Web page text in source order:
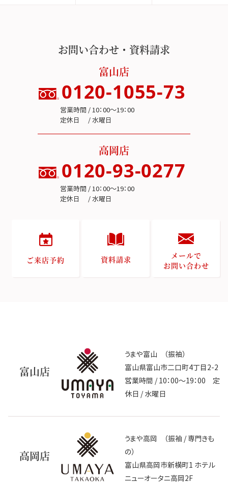
お問い合わせ・資料請求
富山店
0120-1055-73
営業時間 / 10：00～19：00
定休日 / 水曜日
高岡店
0120-93-0277
営業時間 / 10：00～19：00
定休日 / 水曜日
ご来店予約 資料請求
メールで
お問い合わせ
富山店
うまや富山 （振袖）
富山県富山市二口町4丁目2-2
営業時間 / 10：00～19：00 定
休日 / 水曜日
高岡店
うまや高岡 （振袖 / 専門きも
の）
富山県高岡市新横町1 ホテル
ニューオータニ高岡2F